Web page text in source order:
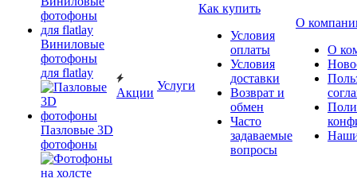
Виниловые
фотофоны
для flatlay
Пазловые 3D
фотофоны
Акции
Услуги
Как купить
Условия
оплаты
Условия
доставки
Возврат и
обмен
Часто
задаваемые
вопросы
О
О